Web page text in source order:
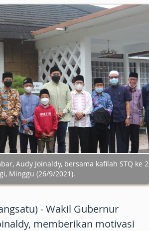
Audy Joinaldy, bersama kafilah STQ ke
Minggu (26/9/2021).
- Wakil Gubernur
memberikan motivasi